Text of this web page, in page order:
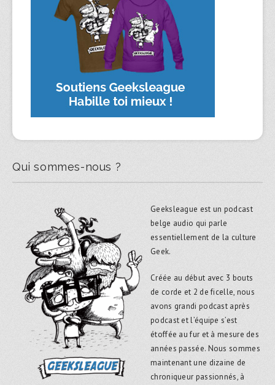
Qui sommes-nous ?
Geeksleague est un podcast
belge audio qui parle
essentiellement de la culture
Geek.
Créée au début avec 3 bouts
de corde et 2 de ficelle, nous
avons grandi podcast après
podcast et l’équipe s’est
étoffée au fur et à mesure des
années passée. Nous sommes
maintenant une dizaine de
chroniqueur passionnés, à